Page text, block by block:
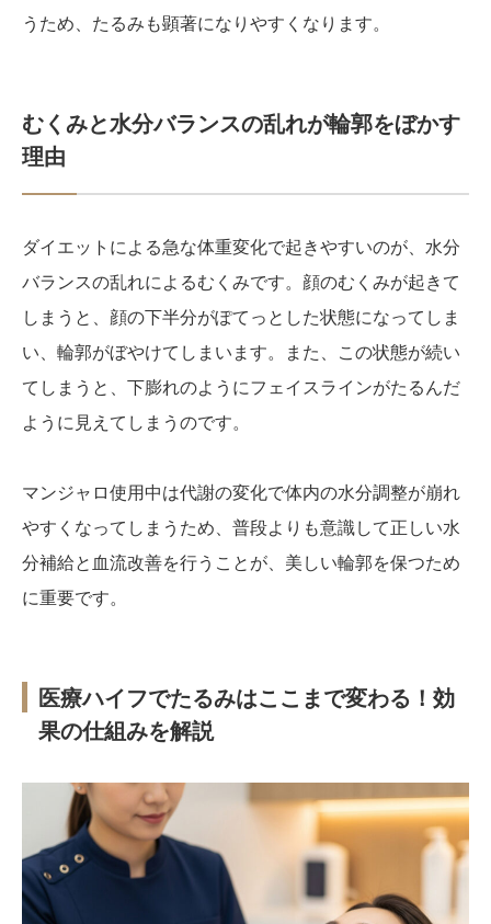
うため、たるみも顕著になりやすくなります。
むくみと水分バランスの乱れが輪郭をぼかす
理由
ダイエットによる急な体重変化で起きやすいのが、水分
バランスの乱れによるむくみです。顔のむくみが起きて
しまうと、顔の下半分がぽてっとした状態になってしま
い、輪郭がぼやけてしまいます。また、この状態が続い
てしまうと、下膨れのようにフェイスラインがたるんだ
ように見えてしまうのです。
マンジャロ使用中は代謝の変化で体内の水分調整が崩れ
やすくなってしまうため、普段よりも意識して正しい水
分補給と血流改善を行うことが、美しい輪郭を保つため
に重要です。
医療ハイフでたるみはここまで変わる！効
果の仕組みを解説